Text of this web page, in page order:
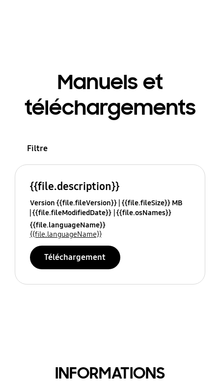
Manuels et
téléchargements
Filtre
{{file.description}}
Version {{file.fileVersion}} {{file.fileSize}} MB
{{file.fileModifiedDate}} {{file.osNames}}
{{file.languageName}}
{{file.languageName}}
Téléchargement
INFORMATIONS